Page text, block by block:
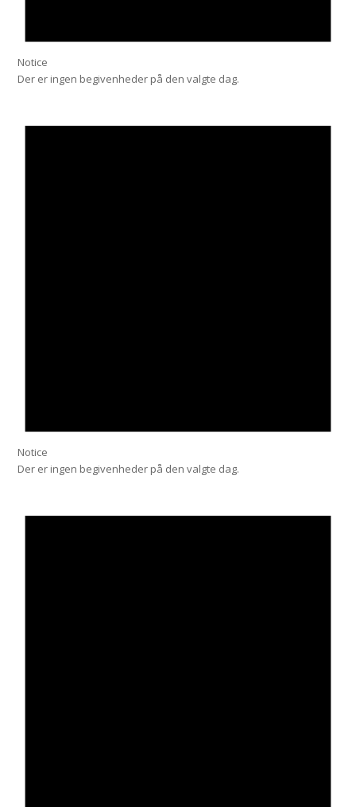
Notice
Der er ingen begivenheder på den valgte dag.
Notice
Der er ingen begivenheder på den valgte dag.